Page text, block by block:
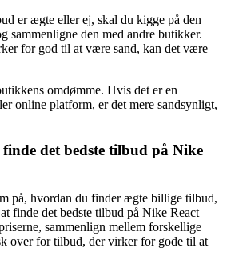
er ægte eller ej, skal du kigge på den
sammenligne den med andre butikker.
for god til at være sand, kan det være
omdømme. Hvis det er en
online platform, er det mere sandsynligt,
det bedste tilbud på Nike
på, hvordan du finder ægte billige tilbud,
finde det bedste tilbud på Nike React
sammenlign mellem forskellige
over for tilbud, der virker for gode til at